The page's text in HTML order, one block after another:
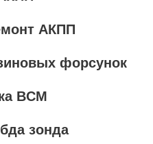
АКПП
форсунок
BCM
зонда